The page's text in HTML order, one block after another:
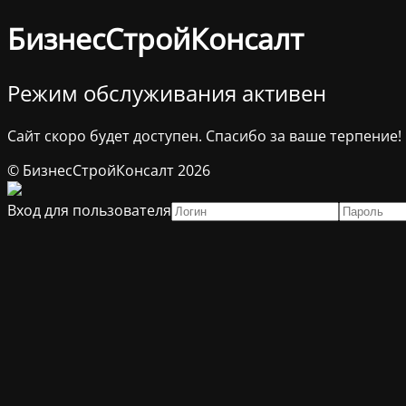
БизнесСтройКонсалт
Режим обслуживания активен
Сайт скоро будет доступен. Спасибо за ваше терпение!
© БизнесСтройКонсалт 2026
Вход для пользователя